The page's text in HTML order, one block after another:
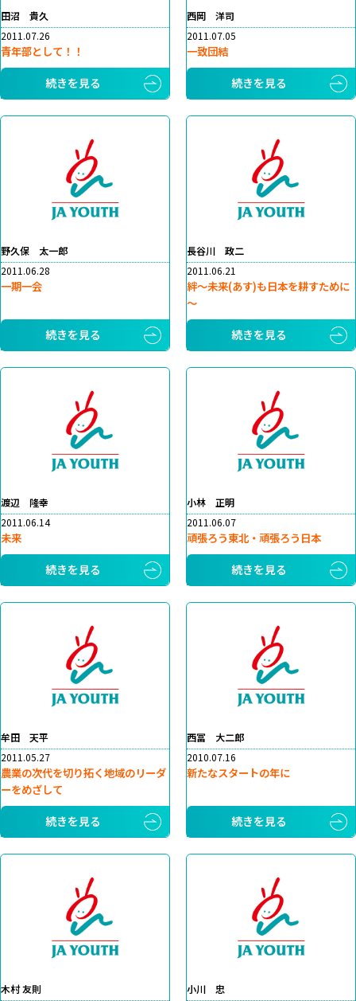
田沼 貴久
2011.07.26
青年部として！！
続きを見る
西岡 洋司
2011.07.05
一致団結
続きを見る
野久保 太一郎
2011.06.28
一期一会
続きを見る
長谷川 政二
2011.06.21
絆～未来(あす)も日本を耕すために
～
続きを見る
渡辺 隆幸
2011.06.14
未来
続きを見る
小林 正明
2011.06.07
頑張ろう東北・頑張ろう日本
続きを見る
牟田 天平
2011.05.27
農業の次代を切り拓く地域のリーダ
ーをめざして
続きを見る
西冨 大二郎
2010.07.16
新たなスタートの年に
続きを見る
木村 友則
小川 忠